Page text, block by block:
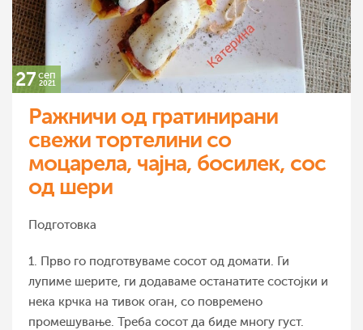
27 сеп
2021
Ражничи од гратинирани
свежи тортелини со
моцарела, чајна, босилек, сос
од шери
Подготовка
1. Прво го подготвуваме сосот од домати. Ги
лупиме шерите, ги додаваме останатите состојки и
нека крчка на тивок оган, со повремено
промешување. Треба сосот да биде многу густ.